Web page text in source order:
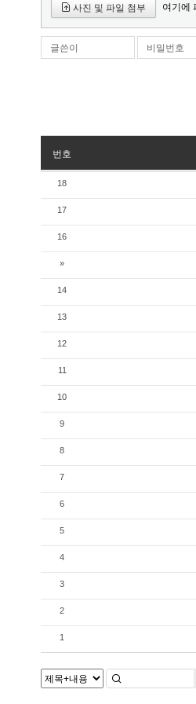
사진 및 파일 첨부 여기에
글쓴이 비밀번호
번호
18
17
16
»
14
13
12
11
10
9
8
7
6
5
4
3
2
1